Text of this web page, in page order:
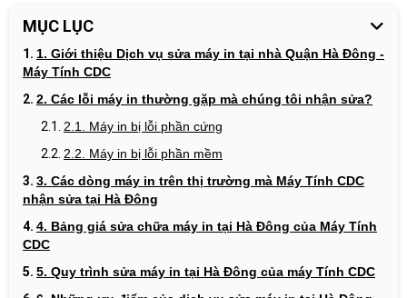
MỤC LỤC
1. Giới thiệu Dịch vụ sửa máy in tại nhà Quận Hà Đông -
Máy Tính CDC
2. Các lỗi máy in thường gặp mà chúng tôi nhận sửa?
2.1. Máy in bị lỗi phần cứng
2.2. Máy in bị lỗi phần mềm
3. Các dòng máy in trên thị trường mà Máy Tính CDC
nhận sửa tại Hà Đông
4. Bảng giá sửa chữa máy in tại Hà Đông của Máy Tính
CDC
5. Quy trình sửa máy in tại Hà Đông của máy Tính CDC